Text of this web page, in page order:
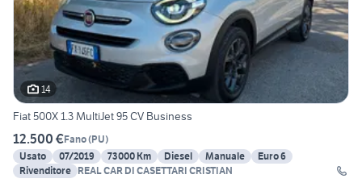
14
Fiat 500X 1.3 MultiJet 95 CV Business
12.500 €Fano(PU)
Usato
07/2019 73000 Km Diesel Manuale
Euro 6
Rivenditore REAL CAR DI CASETTARI CRISTIAN